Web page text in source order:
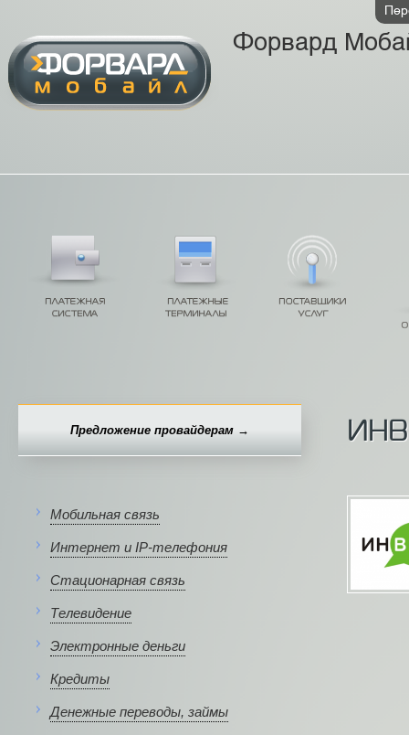
Форвард
Предложение провайдерам →
Мобильная связь
Интернет и IP-телефония
Стационарная связь
Телевидение
Электронные деньги
Кредиты
Денежные переводы, займы